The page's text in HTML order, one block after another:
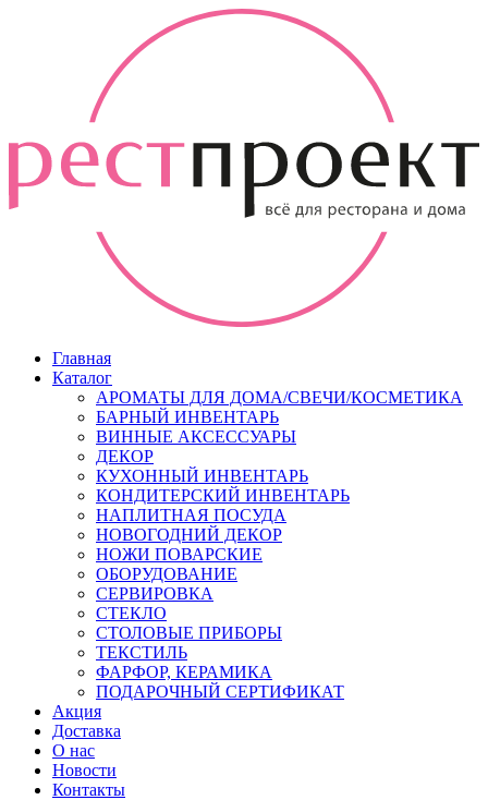
Главная
Каталог
АРОМАТЫ ДЛЯ ДОМА/СВЕЧИ/КОСМЕТИКА
БАРНЫЙ ИНВЕНТАРЬ
ВИННЫЕ АКСЕССУАРЫ
ДЕКОР
КУХОННЫЙ ИНВЕНТАРЬ
КОНДИТЕРСКИЙ ИНВЕНТАРЬ
НАПЛИТНАЯ ПОСУДА
НОВОГОДНИЙ ДЕКОР
НОЖИ ПОВАРСКИЕ
ОБОРУДОВАНИЕ
СЕРВИРОВКА
СТЕКЛО
СТОЛОВЫЕ ПРИБОРЫ
ТЕКСТИЛЬ
ФАРФОР, КЕРАМИКА
ПОДАРОЧНЫЙ СЕРТИФИКАТ
Акция
Доставка
О нас
Новости
Контакты